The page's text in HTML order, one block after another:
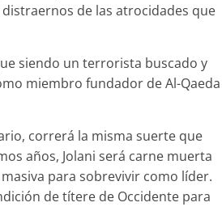
de las atrocidades que
siendo un terrorista buscado y
miembro fundador de Al-Qaeda
correrá la misma suerte que
años, Jolani será carne muerta
para sobrevivir como líder.
de títere de Occidente para